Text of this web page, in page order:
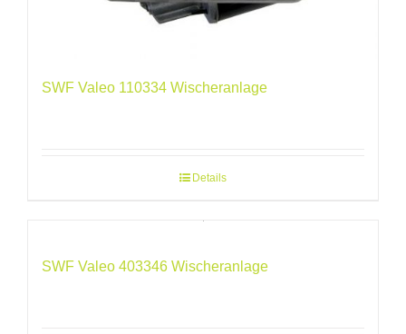
SWF Valeo 110334 Wischeranlage
Details
SWF Valeo 403346 Wischeranlage